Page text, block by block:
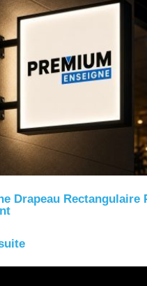
Drapeau Rectangulaire